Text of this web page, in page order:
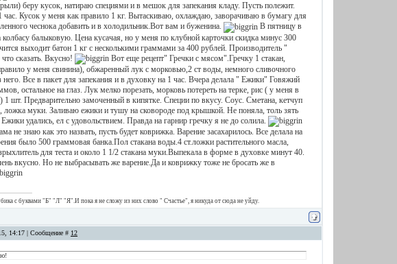
беру кусок, натираю специями и в мешок для запекания кладу. Пусть полежит.
час. Кусок у меня как правило 1 кг. Вытаскиваю, охлаждаю, заворачиваю в бумагу для
чеснока добавить и в холодильник.Вот вам и буженина.
В пятницу в
колбасу балыковую. Цена кусачая, но у меня по клубной карточки скидка минус 300
выходит батон 1 кг с несколькими граммами за 400 рублей. Производитель "
сказать. Вкусно!
Вот еще рецепт" Гречки с мясом".Гречку 1 стакан,
у меня свинина), обжаренный лук с морковью,2 ст воды, немного сливочного
Все в пакет для запекания и в духовку на 1 час. Вчера делала " Ежики" Говяжий
остальное на глаз. Лук мелко порезать, морковь потереть на терке, рис ( у меня в
1 шт. Предварительно замоченный в кипятке. Специи по вкусу. Соус. Сметана, кетчуп
ложка муки. Заливаю ежики и тушу на сковороде под крышкой. Не поняла, толь зять
удались, ел с удовольствием. Правда на гарнир гречку я не до солила.
не знаю как это назвать, пусть будет коврижка. Варение засахарилось. Все делала на
было 500 граммовая банка.Пол стакана воды.4 ст.ложки растительного масла,
для теста и около 1 1/2 стакана муки.Выпекала в форме в духовке минут 40.
вкусно. Но не выбрасывать же варение.Да и коврижку тоже не бросать же в
с буквами "Б" "Л" "Я".И пока я не сложу из них слово " Счастье", я никуда от сюда не уйду.
14:17 | Сообщение # 12